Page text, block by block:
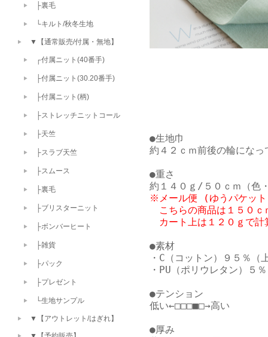
●生地巾
約４２ｃｍ前後の輪にな
●重さ
※メール便 (ゆうパケット
こちらの商品は１５０
カート上は１２０ｇで計
●素材
・C（コットン）９５％（
・PU（ポリウレタン）５％
●テンション
低い←□□□■□→高い
●厚み
├裏毛
└キルト/秋冬生地
▼【通常販売/付属・無地】
┌付属ニット(40番手)
├付属ニット(30.20番手)
├付属ニット(柄)
├ストレッチニットコール
├天竺
├スラブ天竺
├スムース
├裏毛
├ブリスターニット
├ボンバーヒート
├雑貨
├パック
├プレゼント
└生地サンプル
▼【アウトレット/はぎれ】